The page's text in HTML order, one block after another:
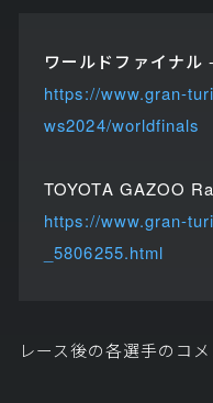
ワールドファイナル
https://www.gran-
ws2024/worldfinals
TOYOTA GAZOO
https://www.gran-
_5806255.html
レース後の各選手のコメ